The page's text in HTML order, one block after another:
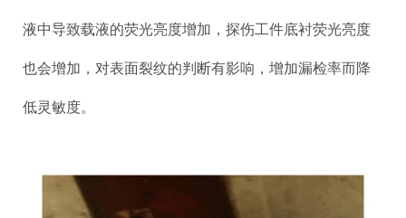
液中导致载液的荧光亮度增加，探伤工件底衬荧光亮度
也会增加，对表面裂纹的判断有影响，增加漏检率而降
低灵敏度。